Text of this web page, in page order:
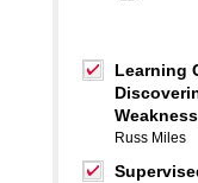
Learning
Russ Miles